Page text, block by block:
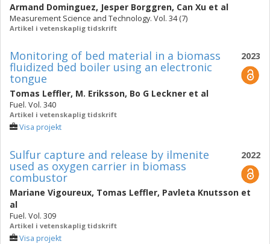
Armand Dominguez, Jesper Borggren, Can Xu et al
Measurement Science and Technology. Vol. 34 (7)
Artikel i vetenskaplig tidskrift
2023
Monitoring of bed material in a biomass
fluidized bed boiler using an electronic
tongue
Tomas Leffler, M. Eriksson, Bo G Leckner et al
Fuel. Vol. 340
Artikel i vetenskaplig tidskrift
Visa projekt
2022
Sulfur capture and release by ilmenite
used as oxygen carrier in biomass
combustor
Mariane Vigoureux, Tomas Leffler, Pavleta Knutsson et
al
Fuel. Vol. 309
Artikel i vetenskaplig tidskrift
Visa projekt